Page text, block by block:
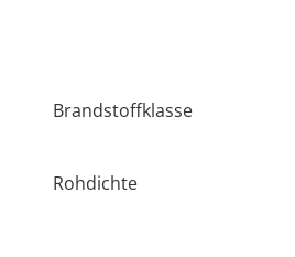
Brandstoffklasse
Rohdichte